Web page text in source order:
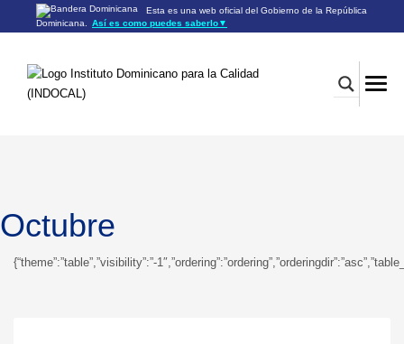
Esta es una web oficial del Gobierno de la República
Dominicana.
Así es como puedes saberlo▼
Los sitios web oficiales utilizan .gob.do o .gov.do
Los sitios web oficiales .gob.do o .gov.do seguros utilizan
HTTPS
Octubre
{“theme”:”table”,”visibility”:”-